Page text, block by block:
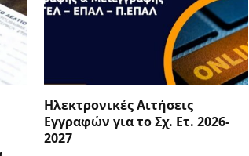
Ηλεκτρονικές Αιτήσεις
Εγγραφών για το Σχ. Ετ. 2026-
2027